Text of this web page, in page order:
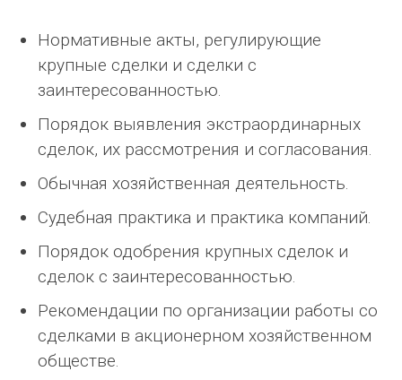
Нормативные акты, регулирующие
крупные сделки и сделки с
заинтересованностью.
Порядок выявления экстраординарных
сделок, их рассмотрения и согласования.
Обычная хозяйственная деятельность.
Судебная практика и практика компаний.
Порядок одобрения крупных сделок и
сделок с заинтересованностью.
Рекомендации по организации работы со
сделками в акционерном хозяйственном
обществе.